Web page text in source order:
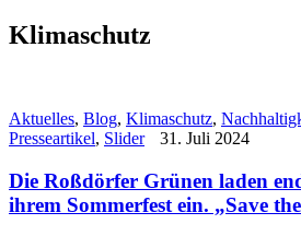
Klimaschutz
Aktuelles, Blog, Klimaschutz,
Presseartikel, Slider 31. Juli 2024
Die Roßdörfer Grünen laden
ihrem Sommerfest ein. „Save